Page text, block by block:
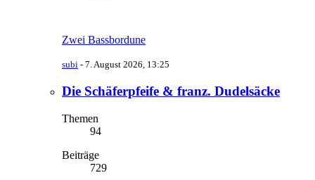
Zwei Bassbordune
subi - 7. August 2026, 13:25
Die Schäferpfeife & franz. Dudelsäcke
Themen
94
Beiträge
729